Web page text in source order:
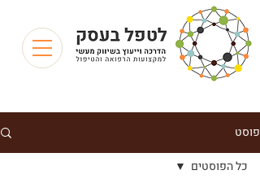
פוסט
כל הפוסטים